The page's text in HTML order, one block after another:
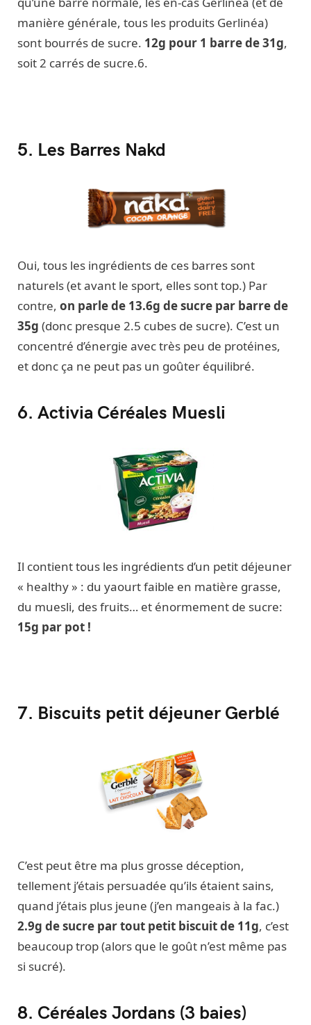
manière générale, tous les produits Gerlinéa)
sont bourrés de sucre. 12g pour 1 barre de 31g,
soit 2 carrés de sucre.6.
5. Les Barres Nakd
Oui, tous les ingrédients de ces barres sont
naturels (et avant le sport, elles sont top.) Par
contre, on parle de 13.6g de sucre par barre de
35g (donc presque 2.5 cubes de sucre). C’est un
concentré d’énergie avec très peu de protéines,
et donc ça ne peut pas un goûter équilibré.
6. Activia Céréales Muesli
Il contient tous les ingrédients d’un petit déjeuner
« healthy » : du yaourt faible en matière grasse,
du muesli, des fruits… et énormement de sucre:
15g par pot !
7. Biscuits petit déjeuner Gerblé
C’est peut être ma plus grosse déception,
tellement j’étais persuadée qu’ils étaient sains,
quand j’étais plus jeune (j’en mangeais à la fac.)
2.9g de sucre par tout petit biscuit de 11g, c’est
beaucoup trop (alors que le goût n’est même pas
si sucré).
8. Céréales Jordans (3 baies)